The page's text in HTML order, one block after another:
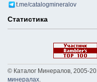
t.me/catalogmineralov
Статистика
© Каталог Минералов, 2005-
минералах.